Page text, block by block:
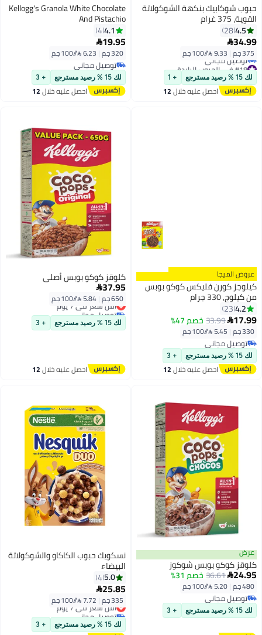
حبوب شوكابيك بنكهة الشوكولاتة
القوية، 375 غرام
4.5
28
34.99
375 جم |
#18 في الحبوب الباردة
أقل سعر في 7 يوم
توصيل مجاني
#18 في الحبوب الباردة
لك 15 % رصيد مسترجع + 1
احصل عليه خلال12
Kellogg's Granola White Chocolate
And Pistachio
4.1
4
19.95
320 جم |
توصيل مجاني
توصيل مجانيلك 15 % رصيد مسترجع + 3
احصل عليه خلال12
عروض الميجا
كيلوجز كورن فليكس كوكو بوبس
من كيلوج, 330 جرام
4.2
23
17.99
33.99خصم 47%
330 جم |
توصيل مجاني
توصيل مجانيلك 15 % رصيد مسترجع + 3
احصل عليه خلال12
كلوقز كوكو بوبس أصلي
37.95
650 جم |
أقل سعر في 7 يوم
توصيل مجاني
أقل سعر في 7 يوملك 15 % رصيد مسترجع + 3
احصل عليه خلال12
عرض
كلوقز كوكو بوبس شوكوز
24.95
36.61خصم 31%
480 جم |
توصيل مجاني
توصيل مجانيلك 15 % رصيد مسترجع + 3
نسكويك حبوب الكاكاو والشوكولاتة
البيضاء
5.0
4
25.85
335 جم |
أقل سعر في 7 يوم
توصيل مجاني
أقل سعر في 7 يوملك 15 % رصيد مسترجع + 3